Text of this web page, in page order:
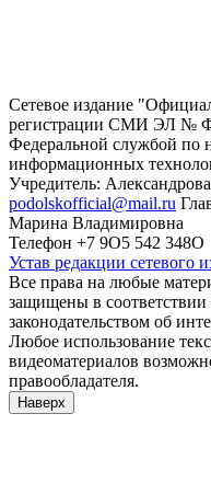
Сетевое издание
регистрации СМИ ЭЛ №
Федеральной службой по
информационных
Учредитель:
podolskofficial@mail.ru
Марина Владимировна
Телефон +7 9О5 542 348О
Устав редакции сетевого
Все права на любые
защищены в
законодательством об
Любое использование
видеоматериалов
правообладателя.
Наверх